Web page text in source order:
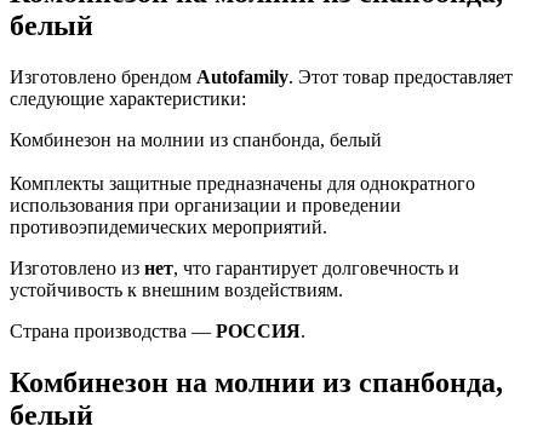
белый
Изготовлено брендом Autofamily. Этот товар предоставляет
следующие характеристики:
Комбинезон на молнии из спанбонда, белый
Комплекты защитные предназначены для однократного
использования при организации и проведении
противоэпидемических мероприятий.
Изготовлено из нет, что гарантирует долговечность и
устойчивость к внешним воздействиям.
Страна производства — РОССИЯ.
Комбинезон на молнии из спанбонда,
белый